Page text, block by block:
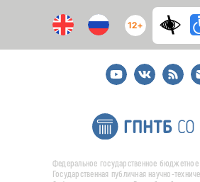
12+
YoutubeВКонтакте
RSS
E-
Федеральное государственное
Государственная публичная научно-